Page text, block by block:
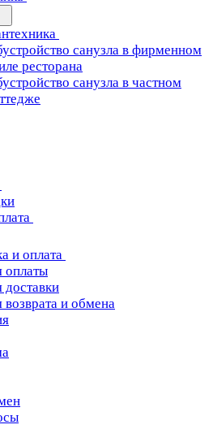
санузла в фирменном
ресторана
санузла в частном
и оплата
оплаты
доставки
возврата и обмена